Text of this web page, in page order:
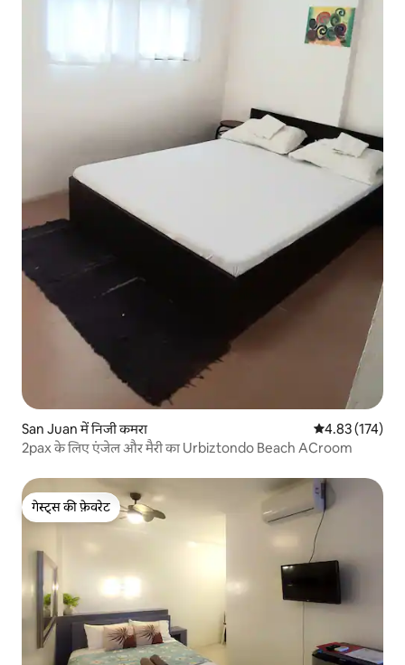
San Juan में निजी कमरा औसत रेटिंग 5 में से
4.83 (174)
2pax के लिए एंजेल और मैरी का Urbiztondo Beach ACroom
गेस्ट्स की फ़ेवरेट
गेस्ट्स की फ़ेवरेट